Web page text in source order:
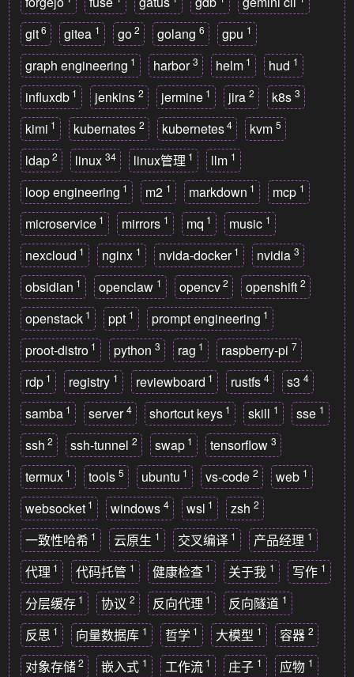
git 6 gitea 1 go 2 golang 6 gpu 1
graph engineering 1 harbor 3 helm 1 hud 1
influxdb 1 jenkins 2 jermine 1 jira 2 k8s 3
kimi 1 kubernates 2 kubernetes 4 kvm 5
ldap 2 linux 34 linux管理 1 llm 1
loop engineering 1 m2 1 markdown 1 mcp 1
microservice 1 mirrors 1 mq 1 music 1
nexcloud 1 nginx 1 nvida-docker 1 nvidia 3
obsidian 1 openclaw 1 opencv 2 openshift 2
openstack 1 ppt 1 prompt engineering 1
proot-distro 1 python 3 rag 1 raspberry-pi 7
rdp 1 registry 1 reviewboard 1 rustfs 4 s3 4
samba 1 server 4 shortcut keys 1 skill 1 sse 1
ssh 2 ssh-tunnel 2 swap 1 tensorflow 3
termux 1 tools 5 ubuntu 1 vs-code 2 web 1
websocket 1 windows 4 wsl 1 zsh 2
一致性哈希 1 云原生 1 交叉编译 1 产品经理 1
代理 1 代码托管 1 健康检查 1 关于我 1 写作 1
分层缓存 1 协议 2 反向代理 1 反向隧道 1
反思 1 向量数据库 1 哲学 1 大模型 1 容器 2
对象存储 2 嵌入式 1 工作流 1 庄子 1 应物 1